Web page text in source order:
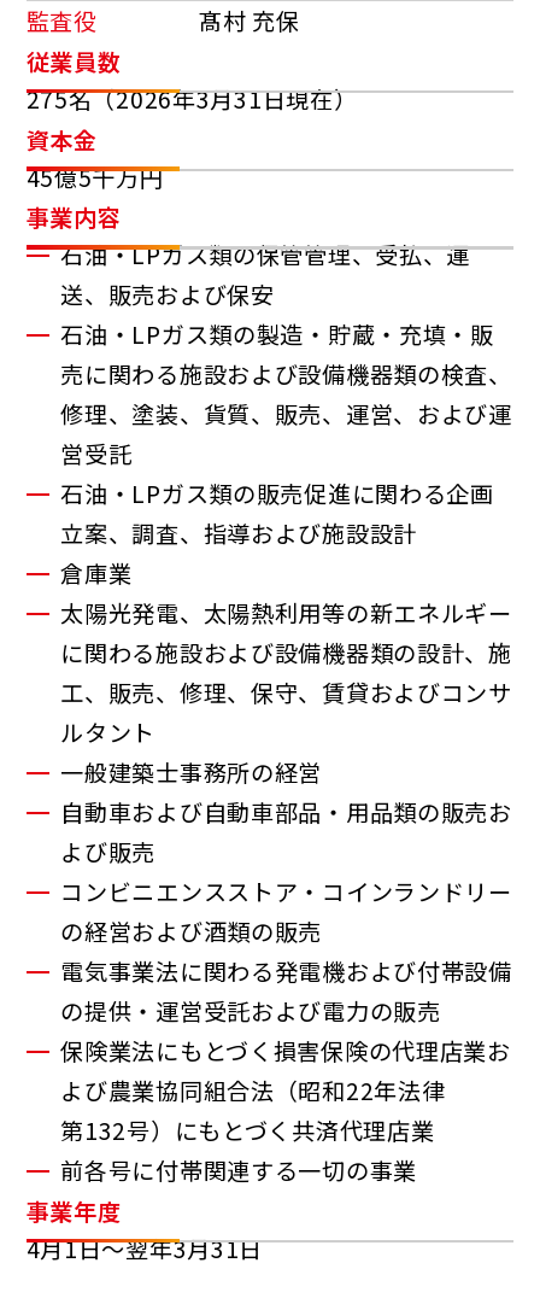
監査役
髙村 充保
従業員数
275名（2026年3月31日現在）
資本金
45億5千万円
事業内容
石油・LPガス類の保管管理、受払、運
送、販売および保安
石油・LPガス類の製造・貯蔵・充填・販
売に関わる施設および設備機器類の検査、
修理、塗装、貨質、販売、運営、および運
営受託
石油・LPガス類の販売促進に関わる企画
立案、調査、指導および施設設計
倉庫業
太陽光発電、太陽熱利用等の新エネルギー
に関わる施設および設備機器類の設計、施
工、販売、修理、保守、賃貸およびコンサ
ルタント
一般建築士事務所の経営
自動車および自動車部品・用品類の販売お
よび販売
コンビニエンスストア・コインランドリー
の経営および酒類の販売
電気事業法に関わる発電機および付帯設備
の提供・運営受託および電力の販売
保険業法にもとづく損害保険の代理店業お
よび農業協同組合法（昭和22年法律
第132号）にもとづく共済代理店業
前各号に付帯関連する一切の事業
事業年度
4月1日～翌年3月31日